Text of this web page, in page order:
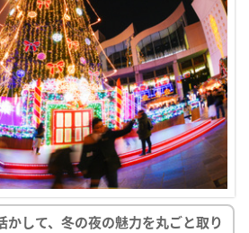
かして、冬の夜の魅力を丸ごと取り